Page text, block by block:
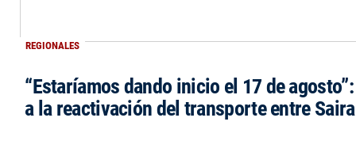
REGIONALES
“Estaríamos dando inicio el 17 de
a la reactivación del transporte entre